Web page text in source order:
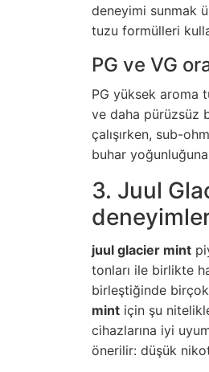
deneyimi sunmak
tuzu formülleri
PG ve VG
PG yüksek aroma
ve daha pürüzsüz
çalışırken, sub-
buhar
3. Juul
juul glacier mint
tonları ile birlikte
birleştiğinde
mint için şu
cihazlarına iyi
önerilir: düşük